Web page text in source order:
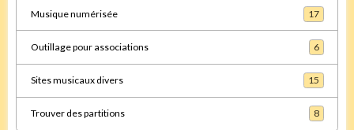
Musique numérisée 17
Outillage pour associations 6
Sites musicaux divers 15
Trouver des partitions 8